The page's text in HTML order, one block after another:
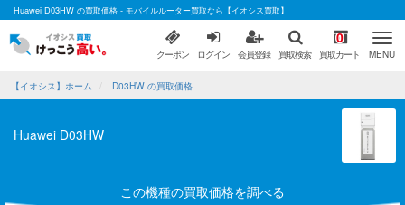
Huawei D03HW の買取価格 - モバイルルーター買取なら【イオシス買取】
クーポン ログイン 会員登録 買取検索
0
買取カート MENU
【イオシス】ホーム D03HW の買取価格
Huawei D03HW
この機種の買取価格を調べる